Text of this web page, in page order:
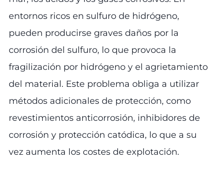
entornos ricos en sulfuro de hidrógeno,
pueden producirse graves daños por la
corrosión del sulfuro, lo que provoca la
fragilización por hidrógeno y el agrietamiento
del material. Este problema obliga a utilizar
métodos adicionales de protección, como
revestimientos anticorrosión, inhibidores de
corrosión y protección catódica, lo que a su
vez aumenta los costes de explotación.